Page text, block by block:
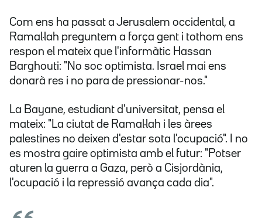
Com ens ha passat a Jerusalem occidental, a
Ramal·lah preguntem a força gent i tothom ens
respon el mateix que l'informàtic Hassan
Barghouti: "No soc optimista. Israel mai ens
donarà res i no para de pressionar-nos."
La Bayane, estudiant d'universitat, pensa el
mateix: "La ciutat de Ramal·lah i les àrees
palestines no deixen d'estar sota l'ocupació". I no
es mostra gaire optimista amb el futur: "Potser
aturen la guerra a Gaza, però a Cisjordània,
l'ocupació i la repressió avança cada dia".